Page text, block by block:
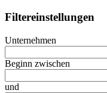
Filtereinstellungen
Unternehmen
Beginn zwischen
und